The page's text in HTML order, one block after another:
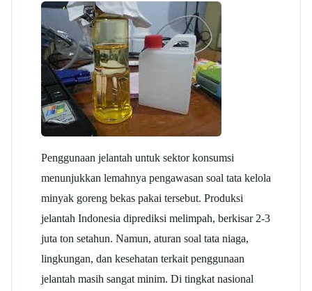
Penggunaan jelantah untuk sektor konsumsi
menunjukkan lemahnya pengawasan soal tata kelola
minyak goreng bekas pakai tersebut. Produksi
jelantah Indonesia diprediksi melimpah, berkisar 2-3
juta ton setahun. Namun, aturan soal tata niaga,
lingkungan, dan kesehatan terkait penggunaan
jelantah masih sangat minim. Di tingkat nasional